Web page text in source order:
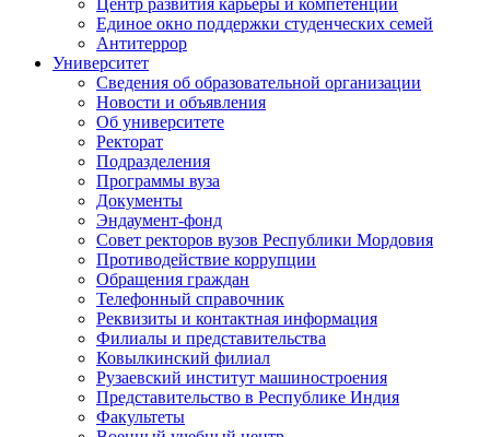
Единое окно поддержки студенческих семей
Антитеррор
Университет
Сведения об образовательной организации
Новости и объявления
Об университете
Ректорат
Подразделения
Программы вуза
Документы
Эндаумент-фонд
Совет ректоров вузов Республики Мордовия
Противодействие коррупции
Обращения граждан
Телефонный справочник
Реквизиты и контактная информация
Филиалы и представительства
Ковылкинский филиал
Рузаевский институт машиностроения
Представительство в Республике Индия
Факультеты